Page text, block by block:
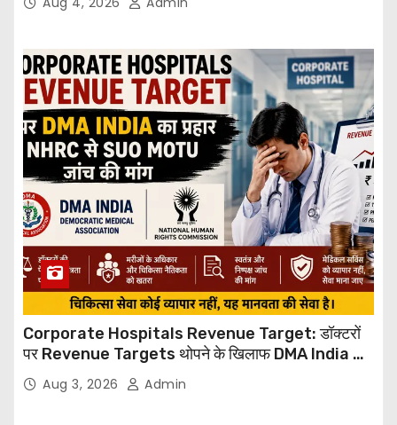
Corporate Hospitals Revenue Target: डॉक्टरों
पर Revenue Targets थोपने के खिलाफ DMA India का
बड़ा कदम, NHRC से Suo Motu जांच की मांग
Aug 3, 2026 Admin